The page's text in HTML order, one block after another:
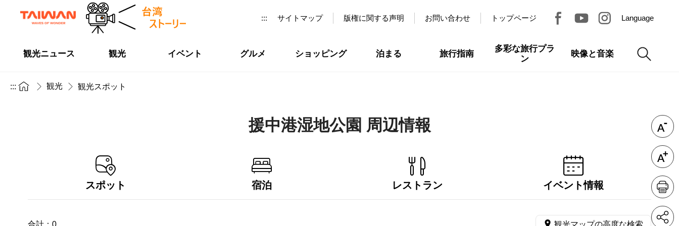
::: サイトマップ 版権に関する声明 お問い合わせ トップページ Language
観光ニュース 観光 イベント グルメ ショッピング 泊まる 旅行指南
多彩な旅行プラ
ン
映像と音楽
::: 観光 観光スポット
援中港湿地公園 周辺情報
スポット 宿泊 レストラン イベント情報
合計： 0 観光マップの高度な検索